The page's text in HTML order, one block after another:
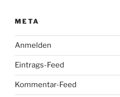
META
Anmelden
Eintrags-Feed
Kommentar-Feed